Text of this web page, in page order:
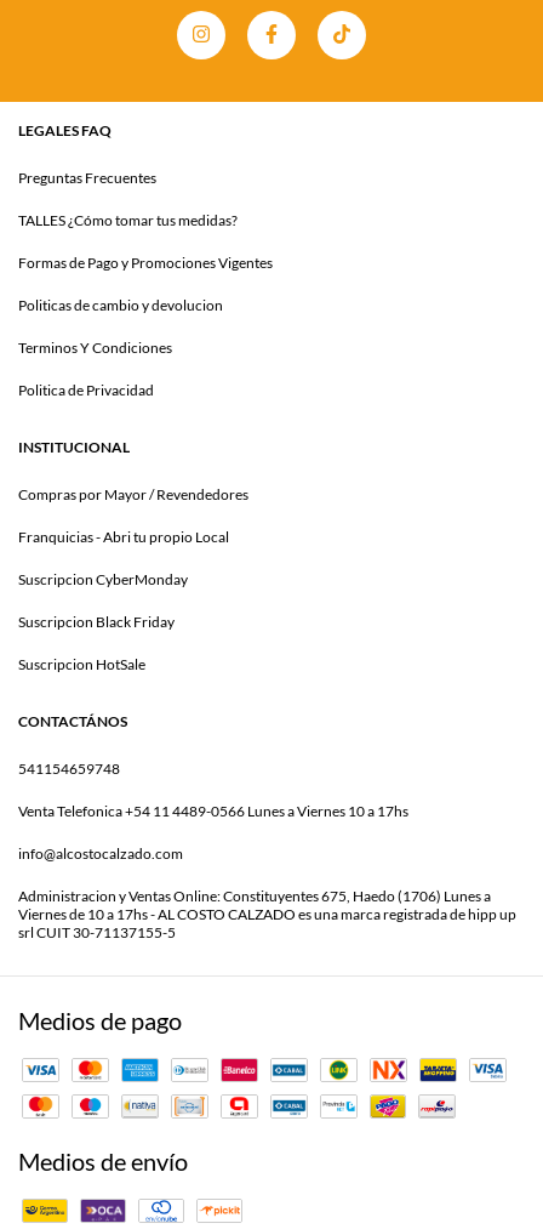
LEGALES FAQ
Preguntas Frecuentes
TALLES ¿Cómo tomar tus medidas?
Formas de Pago y Promociones Vigentes
Politicas de cambio y devolucion
Terminos Y Condiciones
Politica de Privacidad
INSTITUCIONAL
Compras por Mayor / Revendedores
Franquicias - Abri tu propio Local
Suscripcion CyberMonday
Suscripcion Black Friday
Suscripcion HotSale
CONTACTÁNOS
541154659748
Venta Telefonica +54 11 4489-0566 Lunes a Viernes 10 a 17hs
info@alcostocalzado.com
Administracion y Ventas Online: Constituyentes 675, Haedo (1706) Lunes a
Viernes de 10 a 17hs - AL COSTO CALZADO es una marca registrada de hipp up
srl CUIT 30-71137155-5
Medios de pago
Medios de envío